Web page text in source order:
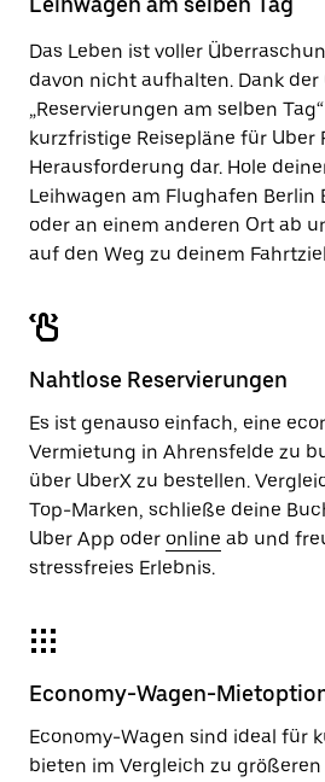
zu
Das Leben ist voller
davon nicht aufhalten. Dank der
„Reservierungen am selben
kurzfristige Reisepläne für Uber
Herausforderung dar. Hole
Leihwagen am Flughafen
oder an einem anderen Ort ab
auf den Weg zu deinem
Nahtlose Reservierungen
Es ist genauso einfach, eine
Vermietung in Ahrensfelde zu
über UberX zu bestellen.
Top-Marken, schließe deine
Uber App oder online ab und
stressfreies Erlebnis.
Economy-Wagen-
Economy-Wagen sind ideal für
bieten im Vergleich zu größeren